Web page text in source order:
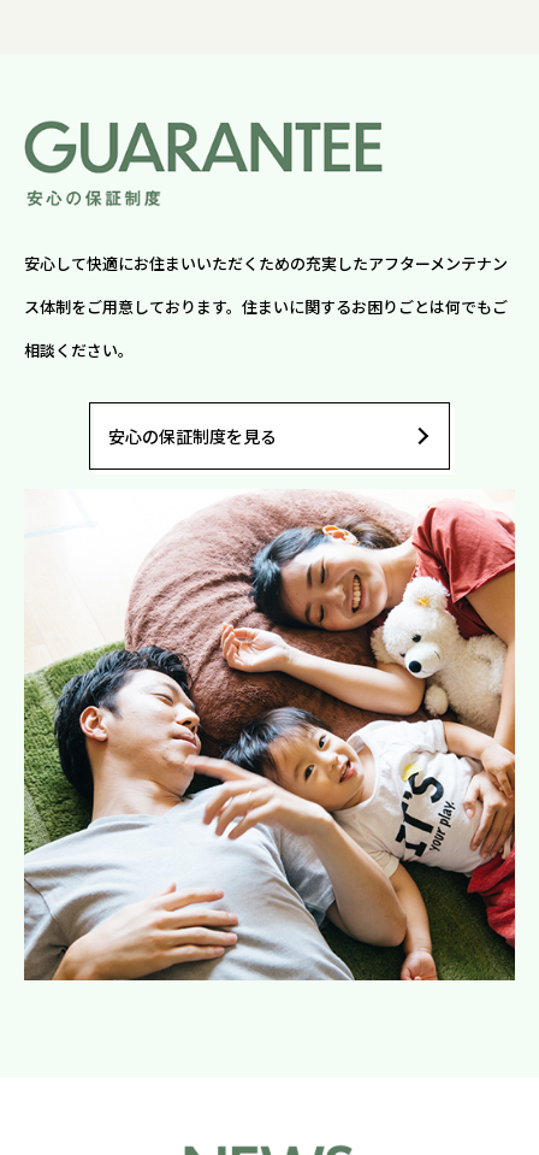
安心して快適にお住まいいただくための充実したアフターメンテナン
ス体制をご用意しております。住まいに関するお困りごとは何でもご
相談ください。
安心の保証制度を見る